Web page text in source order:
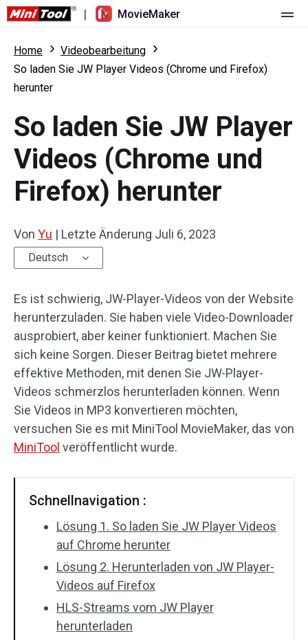
| MovieMaker
Startseite
Preise
Was ist neu
Übersicht
Mehrspurbearbeitung
Seitenverhältnis
Geschwindigkeit anpassen/umkehren
Trimmen/Teilen/Zuschneiden
Audioeffekte
Text/Elemente
Videoeffekte
Videofarbe
Stapelverarbeitung
Ohne Wasserzeichen
Ressourcen
Benutzerhandbuch
Tricks für Videobearbeitung
Video-Tools
Bildschirm-Rekorder
Video-Konverter
Online-Video-Downloader
Home
Videobearbeitung
So laden Sie JW Player Videos (Chrome und Firefox)
herunter
So laden Sie JW Player
Videos (Chrome und
Firefox) herunter
Von Yu | Letzte Änderung Juli 6, 2023
Deutsch
Es ist schwierig, JW-Player-Videos von der Website
herunterzuladen. Sie haben viele Video-Downloader
ausprobiert, aber keiner funktioniert. Machen Sie
sich keine Sorgen. Dieser Beitrag bietet mehrere
effektive Methoden, mit denen Sie JW-Player-
Videos schmerzlos herunterladen können. Wenn
Sie Videos in MP3 konvertieren möchten,
versuchen Sie es mit MiniTool MovieMaker, das von
MiniTool veröffentlicht wurde.
Schnellnavigation :
Lösung 1. So laden Sie JW Player Videos
auf Chrome herunter
Lösung 2. Herunterladen von JW Player-
Videos auf Firefox
HLS-Streams vom JW Player
herunterladen